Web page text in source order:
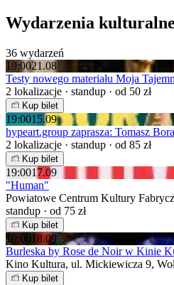
Wydarzenia kulturalne
36 wydarzeń
19:0021.08
Testy nowego materiału Moja
2 lokalizacje · standup · od 50 zł
Kup bilet
19:0015.09
hypeart.group zaprasza: Tomasz
2 lokalizacje · standup · od 85 zł
Kup bilet
19:0017.09
"Human"
Powiatowe Centrum Kultury
standup · od 75 zł
Kup bilet
19:00 18.09
Burleska by Rose de Noir w Kinie
Kino Kultura, ul. Mickiewicza 9,
Kup bilet